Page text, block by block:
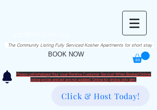
BOOK NOW
The Community Listing Fully Serviced Kosher Apartments for short stay
Please call/whatsapp Your local Rentme Customer Service! When Booked Online!
​online prices and avl are not updated. Online for photos only atm.
Click & Host Today!